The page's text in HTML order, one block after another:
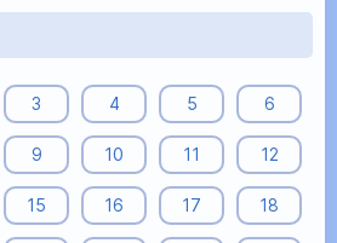
3 4 5 6
9 10 11 12
15 16 17 18